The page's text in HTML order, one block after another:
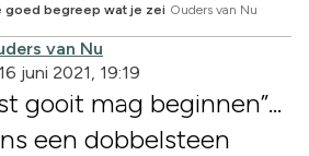
goed begreep wat je zei Ouders van Nu
van Nu
16 juni 2021, 19:19
gooit mag beginnen”...
een dobbelsteen